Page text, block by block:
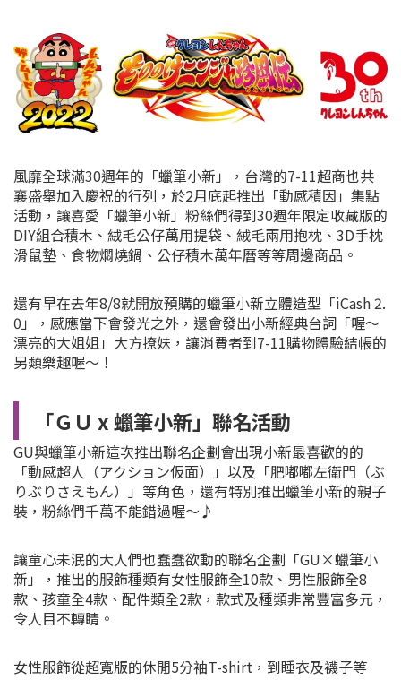
風靡全球滿30週年的「蠟筆小新」，台灣的7-11超商也共
襄盛舉加入慶祝的行列，於2月底起推出「動感積因」集點
活動，讓喜愛「蠟筆小新」粉絲們得到30週年限定收藏版的
DIY組合積木、絨毛公仔萬用提袋、絨毛兩用抱枕、3D手枕
滑鼠墊、食物燜燒鍋、公仔積木萬年曆等等周邊商品。
還有早在去年8/8就開放預購的蠟筆小新立體造型「iCash 2.
0」，感應當下會發光之外，還會發出小新經典台詞「喔～
漂亮的大姐姐」大方撩妹，讓消費者到7-11購物體驗結帳的
另類樂趣喔～！
「ＧＵ x 蠟筆小新」聯名活動
GU與蠟筆小新這次推出聯名企劃會出現小新最喜歡的的
「動感超人（アクション仮面）」以及「肥嘟嘟左衛門（ぶ
りぶりさえもん​​）」等角色，還有特別推出蠟筆小新的親子
裝，粉絲們千萬不能錯過喔～♪
讓童心未泯的大人們也蠢蠢欲動的聯名企劃「GU×蠟筆小
新」，推出的服飾種類有女性服飾全10款、男性服飾全8
款、孩童全4款、配件類全2款，款式及種類非常豐富多元，
令人目不轉睛。
女性服飾從超寬版的休閒5分袖T-shirt，到睡衣及襪子等